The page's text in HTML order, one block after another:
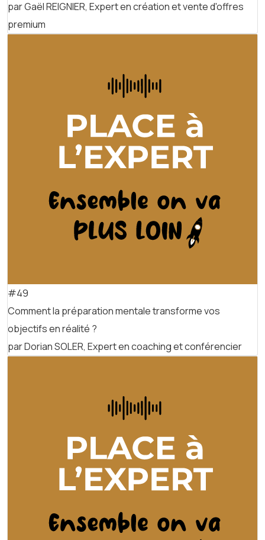
par Gaël REIGNIER, Expert en création et vente d'offres
premium
#49
Comment la préparation mentale transforme vos
objectifs en réalité ?
par Dorian SOLER, Expert en coaching et conférencier